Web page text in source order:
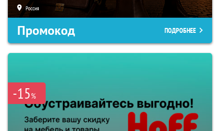
Россия
Промокод ПОДРОБНЕЕ
-15%